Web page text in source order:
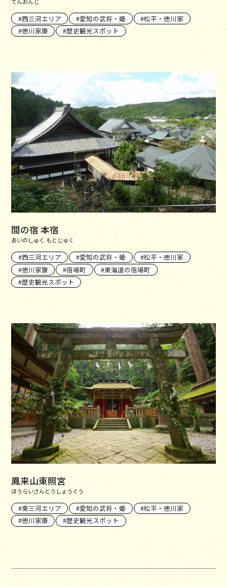
西三河エリア 愛知の武将・姫
松平・徳川家
徳川家康
歴史観光スポット
間の宿 本宿
あいのしゅく もとじゅく
西三河エリア 愛知の武将・姫
松平・徳川家
徳川家康
宿場町
東海道の宿場町
歴史観光スポット
鳳来山東照宮
ほうらいさんとうしょうぐう
東三河エリア 愛知の武将・姫
松平・徳川家
徳川家康
歴史観光スポット